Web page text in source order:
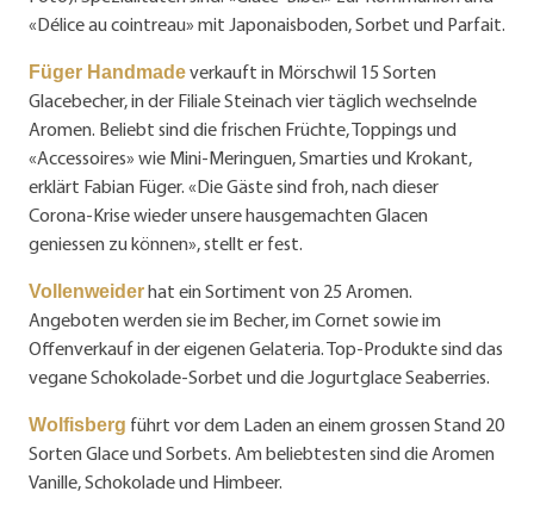
«Délice au cointreau» mit Japonaisboden, Sorbet und Parfait.
Füger Handmadeverkauft in Mörschwil 15 Sorten
Glacebecher, in der Filiale Steinach vier täglich wechselnde
Aromen. Beliebt sind die frischen Früchte, Toppings und
«Accessoires» wie Mini-Meringuen, Smarties und Krokant,
erklärt Fabian Füger. «Die Gäste sind froh, nach dieser
Corona-Krise wieder unsere hausgemachten Glacen
geniessen zu können», stellt er fest.
Vollenweiderhat ein Sortiment von 25 Aromen.
Angeboten werden sie im Becher, im Cornet sowie im
Offenverkauf in der eigenen Gelateria. Top-Produkte sind das
vegane Schokolade-Sorbet und die Jogurtglace Seaberries.
Wolfisberg führt vor dem Laden an einem grossen Stand 20
Sorten Glace und Sorbets. Am beliebte­sten sind die Aromen
Vanille, Schokolade und Himbeer.